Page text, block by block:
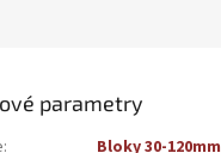
parametry
:
Bloky 30-120mm